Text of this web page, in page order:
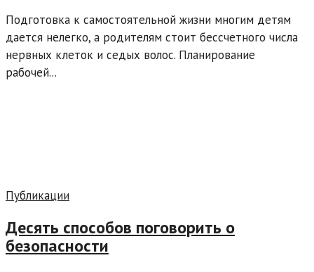
Подготовка к самостоятельной жизни многим детям
дается нелегко, а родителям стоит бессчетного числа
нервных клеток и седых волос. Планирование
рабочей...
Публикации
Десять способов поговорить о
безопасности